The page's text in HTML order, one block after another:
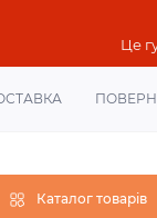
Це
Каталог товарів